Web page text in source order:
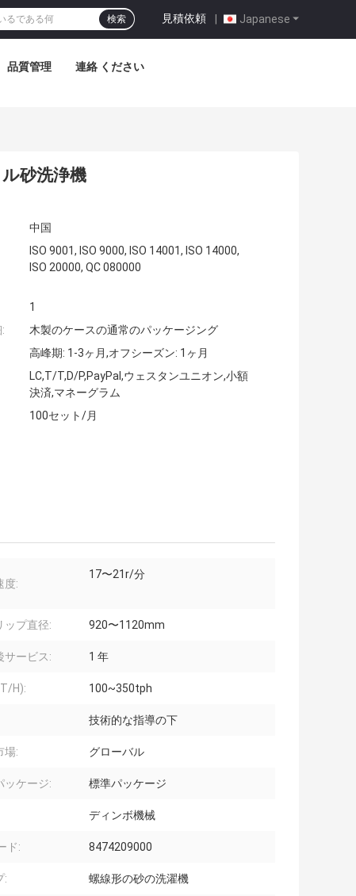
Japanese
見積依頼 |
検索
品質管理 連絡 ください
砂洗浄機
中国
ISO 9001, ISO 9000, ISO 14001, ISO 14000,
ISO 20000, QC 080000
1
木製のケースの通常のパッケージング
高峰期: 1-3ヶ月,オフシーズン: 1ヶ月
LC,T/T,D/P,PayPal,ウェスタンユニオン,小額
決済,マネーグラム
100セット/月
度:
17〜21r/分
ップ直径: 920〜1120mm
サービス: 1 年
H): 100~350tph
技術的な指導の下
場: グローバル
ッケージ: 標準パッケージ
ディンボ機械
ド: 8474209000
: 螺線形の砂の洗濯機